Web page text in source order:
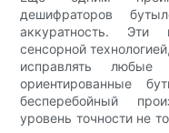
дешифраторов
аккуратность.
сенсорной
исправлять любые
ориентированные
бесперебойный
уровень точности не